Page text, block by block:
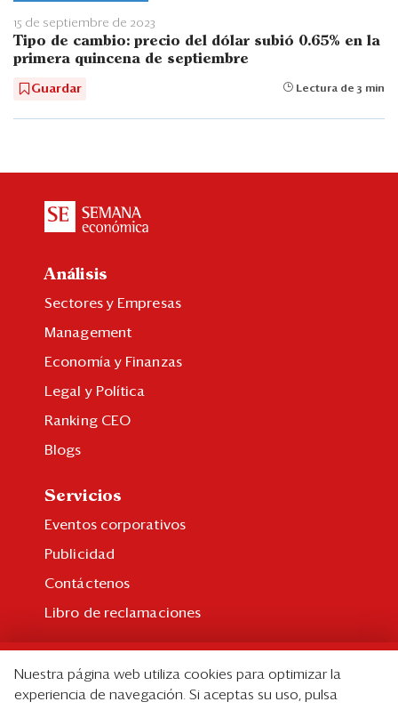
15 de septiembre de 2023
Tipo de cambio: precio del dólar subió 0.65% en la
primera quincena de septiembre
Guardar Lectura de 3 min
Análisis
Sectores y Empresas
Management
Economía y Finanzas
Legal y Política
Ranking CEO
Blogs
Servicios
Eventos corporativos
Publicidad
Contáctenos
Libro de reclamaciones
Suscripción individual
Nuestra página web utiliza cookies para optimizar la
experiencia de navegación. Si aceptas su uso, pulsa